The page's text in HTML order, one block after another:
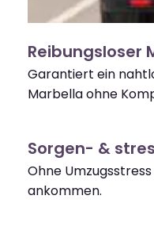
Reibungsloser
Garantiert ein
Marbella ohne
Sorgen- &
Ohne
ankommen.